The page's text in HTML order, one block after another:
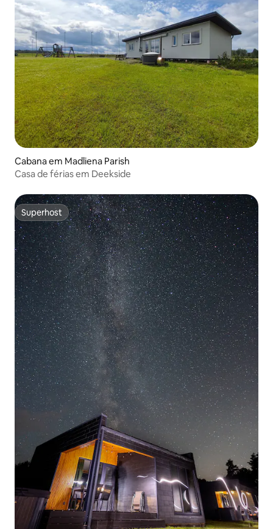
Cabana em Madliena Parish
Casa de férias em Deekside
Superhost
Superhost